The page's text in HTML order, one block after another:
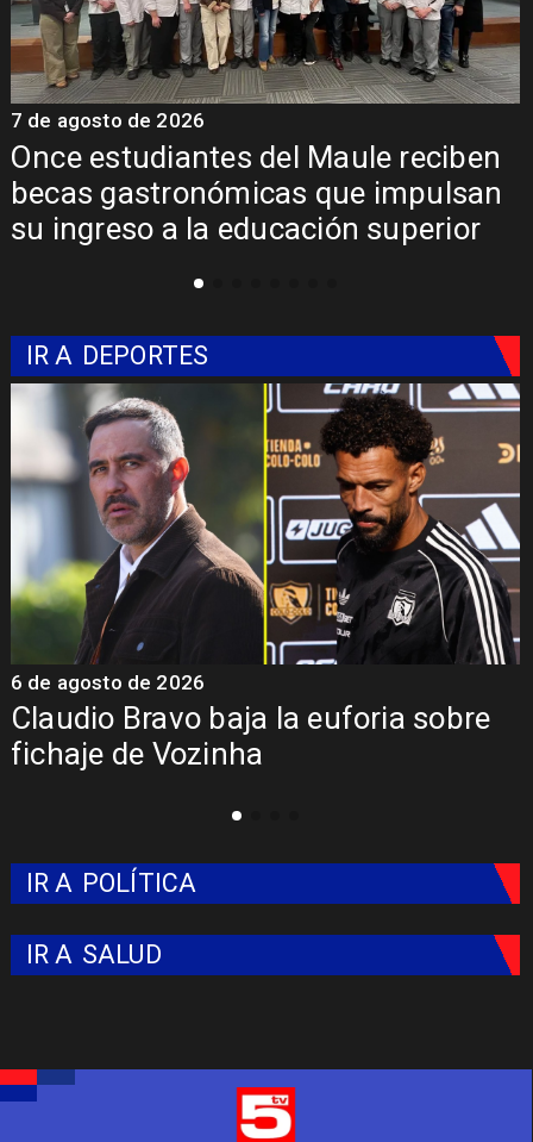
Álvarez-Salamanca lidera la
regional para consolidar el Paso
Pehuenche como alternativa a
7 de agosto de 2026
IR A DEPORTES
Bravo baja la euforia sobre
de Vozinha
de 2026
IR A POLÍTICA
IR A SALUD